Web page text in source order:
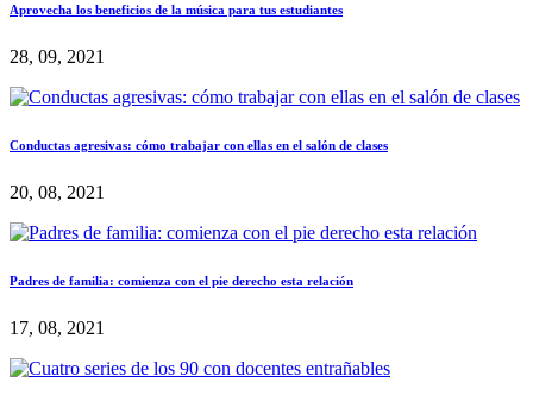
Aprovecha los beneficios de la música para tus estudiantes
28, 09, 2021
Conductas agresivas: cómo trabajar con ellas en el salón de clases
20, 08, 2021
Padres de familia: comienza con el pie derecho esta relación
17, 08, 2021